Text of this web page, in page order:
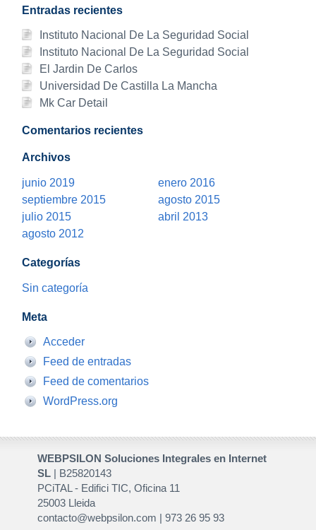
Entradas recientes
Instituto Nacional De La Seguridad Social
Instituto Nacional De La Seguridad Social
El Jardin De Carlos
Universidad De Castilla La Mancha
Mk Car Detail
Comentarios recientes
Archivos
junio 2019
enero 2016
septiembre 2015
agosto 2015
julio 2015
abril 2013
agosto 2012
Categorías
Sin categoría
Meta
Acceder
Feed de entradas
Feed de comentarios
WordPress.org
WEBPSILON Soluciones Integrales en Internet
SL| B25820143
PCiTAL - Edifici TIC, Oficina 11
25003 Lleida
contacto@webpsilon.com | 973 26 95 93